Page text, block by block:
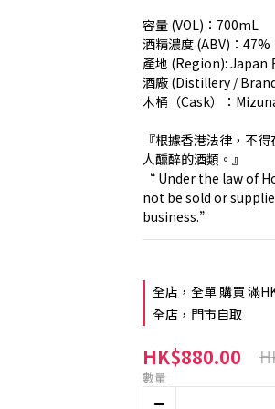
容量 (VOL)：700mL
酒精濃度 (ABV)：47%
產地 (Region): Japan
酒廠 (Distillery /
木桶（Cask）：
『根據香港法律，不
人醺醉的酒類。』
“ Under the law of
not be sold or
business.”
全店，全單 購買 滿
全店，門市自取
HK$880.00
數量